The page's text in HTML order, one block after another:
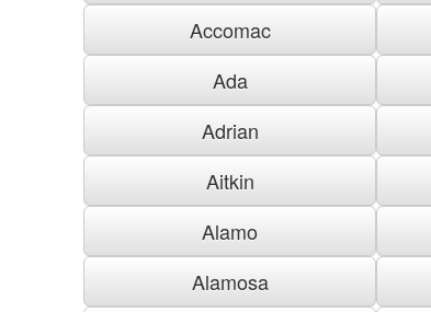
Accomac
Ada
Adrian
Aitkin
Alamo
Alamosa